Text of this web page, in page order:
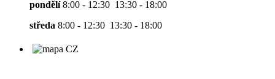
pondělí8:00 - 12:30 13:30 - 18:00
středa 8:00 - 12:30 13:30 - 18:00